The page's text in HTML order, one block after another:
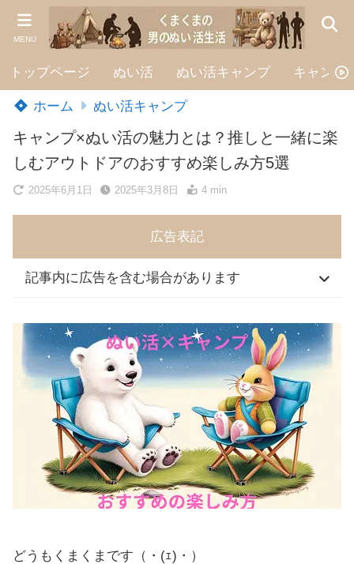
MENU
トップページ ぬい活 ぬい活キャンプ キャンプ
ホーム ぬい活キャンプ
キャンプ×ぬい活の魅力とは？推しと一緒に楽
しむアウトドアのおすすめ楽しみ方5選
2025年6月1日 2025年3月8日 4 min
広告表記
記事内に広告を含む場合があります
どうもくまくまです（・(ｪ)・）